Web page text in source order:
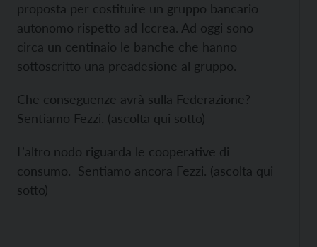
proposta per costituire un gruppo bancario
autonomo rispetto ad Iccrea. Ad oggi sono
circa un centinaio le banche che hanno
sottoscritto una preadesione al gruppo.
Che conseguenze avrà sulla Federazione?
Sentiamo Fezzi. (ascolta qui sotto)
L’altro nodo riguarda le cooperative di
consumo. Sentiamo ancora Fezzi. (ascolta qui
sotto)